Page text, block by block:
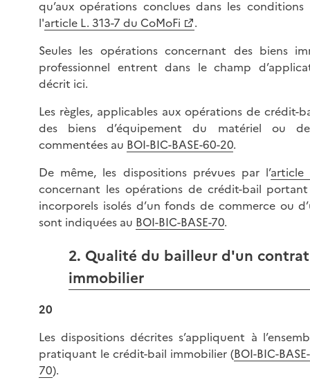
qu’aux opérations conclues dans les
l'article L. 313-7 du CoMoFi
.
Seules les opérations concernant des biens
professionnel entrent dans le champ
décrit ici.
Les règles, applicables aux opérations de crédit-
des biens d’équipement du matériel ou
commentées au BOI-BIC-BASE-60-20.
De même, les dispositions prévues par l’
concernant les opérations de crédit-bail
incorporels isolés d’un fonds de commerce ou
sont indiquées au BOI-BIC-BASE-70.
2. Qualité du bailleur d'un
immobilier
20
Les dispositions décrites s’appliquent à
pratiquant le crédit-bail immobilier (BOI-BIC-
70).